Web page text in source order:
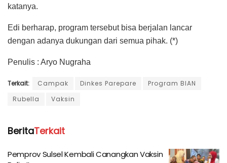
katanya.
Edi berharap, program tersebut bisa berjalan lancar
dengan adanya dukungan dari semua pihak. (*)
Penulis : Aryo Nugraha
Terkait: Campak Dinkes Parepare
Program BIAN
Rubella
Vaksin
BeritaTerkait
Pemprov Sulsel Kembali Canangkan Vaksin